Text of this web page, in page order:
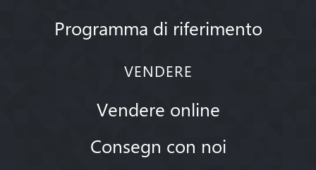
Programma di riferimento
VENDERE
Vendere online
Consegn con noi